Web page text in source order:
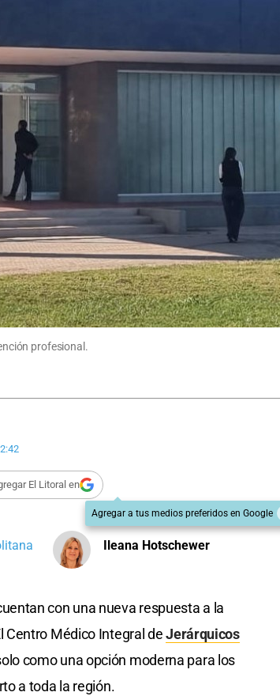
profesional.
El Litoral en
Agregar a tus medios preferidos en Google
Ileana Hotschewer
con una nueva respuesta a la
Centro Médico Integral deJerárquicos
como una opción moderna para los
a toda la región.